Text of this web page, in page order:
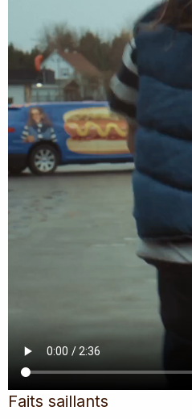
Faits saillants